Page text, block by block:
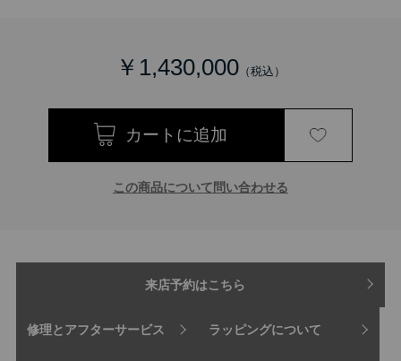
￥1,430,000
この商品について問い合わせる
来店予約はこちら
修理とアフターサービス ラッピングについて